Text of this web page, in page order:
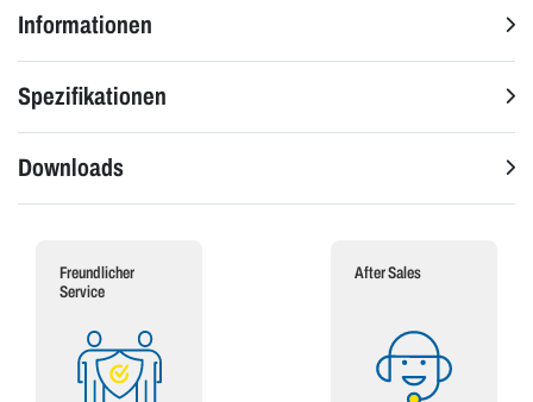
Informationen
Spezifikationen
Downloads
Freundlicher
Service
After Sales